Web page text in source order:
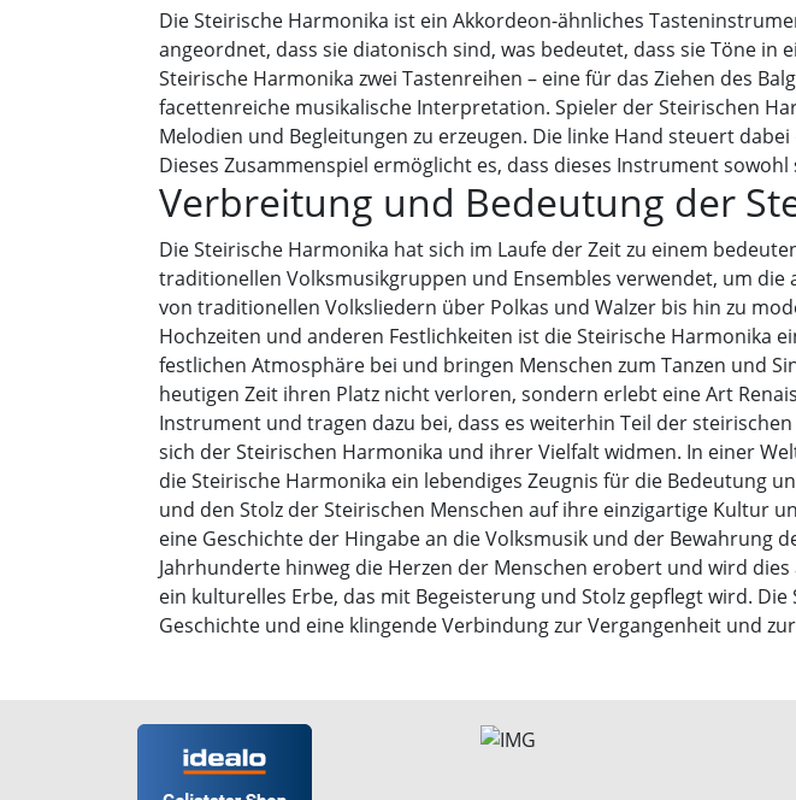
Die Steirische Harmonika ist ein Akkordeon-ähnliches
angeordnet, dass sie diatonisch sind, was bedeutet, dass sie Töne
Steirische Harmonika zwei Tastenreihen – eine für das Ziehen des
facettenreiche musikalische Interpretation. Spieler der Steirischen
Melodien und Begleitungen zu erzeugen. Die linke Hand steuert
Dieses Zusammenspiel ermöglicht es, dass dieses Instrument
Verbreitung und Bedeutung der
Die Steirische Harmonika hat sich im Laufe der Zeit zu einem
traditionellen Volksmusikgruppen und Ensembles verwendet, um
von traditionellen Volksliedern über Polkas und Walzer bis hin zu
Hochzeiten und anderen Festlichkeiten ist die Steirische Harmonika
festlichen Atmosphäre bei und bringen Menschen zum Tanzen und
heutigen Zeit ihren Platz nicht verloren, sondern erlebt eine Art
Instrument und tragen dazu bei, dass es weiterhin Teil der
sich der Steirischen Harmonika und ihrer Vielfalt widmen. In einer
die Steirische Harmonika ein lebendiges Zeugnis für die Bedeutung
und den Stolz der Steirischen Menschen auf ihre einzigartige Kultur
eine Geschichte der Hingabe an die Volksmusik und der
Jahrhunderte hinweg die Herzen der Menschen erobert und wird
ein kulturelles Erbe, das mit Begeisterung und Stolz gepflegt wird.
Geschichte und eine klingende Verbindung zur Vergangenheit und